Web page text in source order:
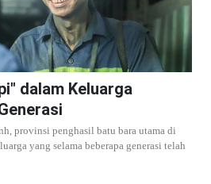
dalam Keluarga
provinsi penghasil batu bara utama di
yang selama beberapa generasi telah